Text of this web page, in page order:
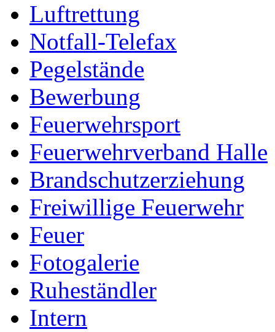
Luftrettung
Notfall-Telefax
Pegelstände
Bewerbung
Feuerwehrsport
Feuerwehrverband Halle
Brandschutzerziehung
Freiwillige Feuerwehr
Feuer
Fotogalerie
Ruheständler
Intern